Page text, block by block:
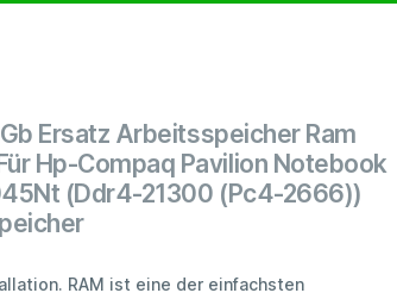
Ersatz Arbeitsspeicher Ram
Hp-Compaq Pavilion Notebook
(Ddr4-21300 (Pc4-2666))
RAM ist eine der einfachsten